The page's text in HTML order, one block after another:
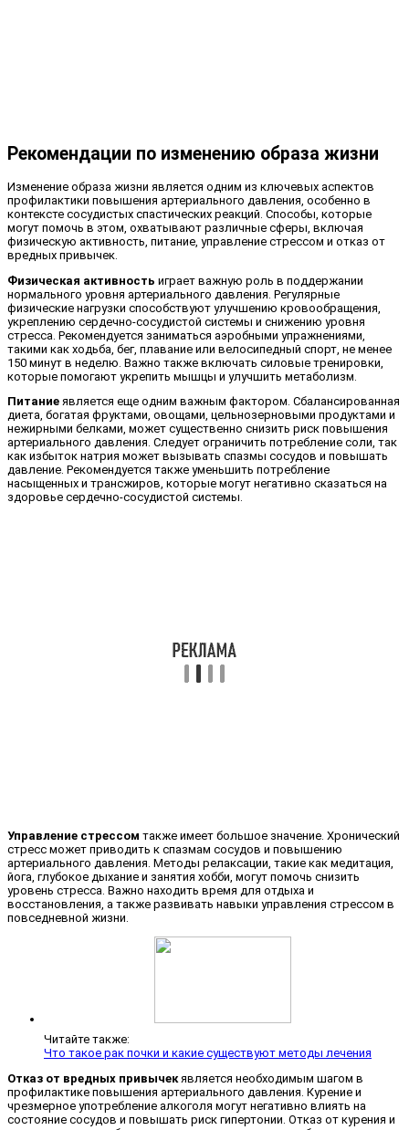
Рекомендации по изменению образа жизни
Изменение образа жизни является одним из ключевых аспектов
профилактики повышения артериального давления, особенно в
контексте сосудистых спастических реакций. Способы, которые
могут помочь в этом, охватывают различные сферы, включая
физическую активность, питание, управление стрессом и отказ от
вредных привычек.
Физическая активность играет важную роль в поддержании
нормального уровня артериального давления. Регулярные
физические нагрузки способствуют улучшению кровообращения,
укреплению сердечно-сосудистой системы и снижению уровня
стресса. Рекомендуется заниматься аэробными упражнениями,
такими как ходьба, бег, плавание или велосипедный спорт, не менее
150 минут в неделю. Важно также включать силовые тренировки,
которые помогают укрепить мышцы и улучшить метаболизм.
Питание является еще одним важным фактором. Сбалансированная
диета, богатая фруктами, овощами, цельнозерновыми продуктами и
нежирными белками, может существенно снизить риск повышения
артериального давления. Следует ограничить потребление соли, так
как избыток натрия может вызывать спазмы сосудов и повышать
давление. Рекомендуется также уменьшить потребление
насыщенных и трансжиров, которые могут негативно сказаться на
здоровье сердечно-сосудистой системы.
Управление стрессом также имеет большое значение. Хронический
стресс может приводить к спазмам сосудов и повышению
артериального давления. Методы релаксации, такие как медитация,
йога, глубокое дыхание и занятия хобби, могут помочь снизить
уровень стресса. Важно находить время для отдыха и
восстановления, а также развивать навыки управления стрессом в
повседневной жизни.
Читайте также:
Что такое рак почки и какие существуют методы лечения
Отказ от вредных привычекявляется необходимым шагом в
профилактике повышения артериального давления. Курение и
чрезмерное употребление алкоголя могут негативно влиять на
состояние сосудов и повышать риск гипертонии. Отказ от курения и